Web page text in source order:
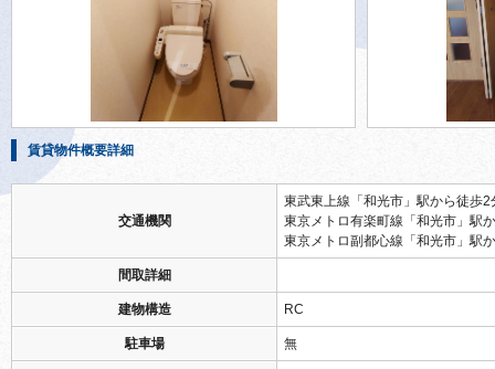
賃貸物件概要詳細
交通機関
東武東上線「和光市」駅から徒歩2
東京メトロ有楽町線「和光市」駅
東京メトロ副都心線「和光市」駅
間取詳細
建物構造 RC
駐車場 無